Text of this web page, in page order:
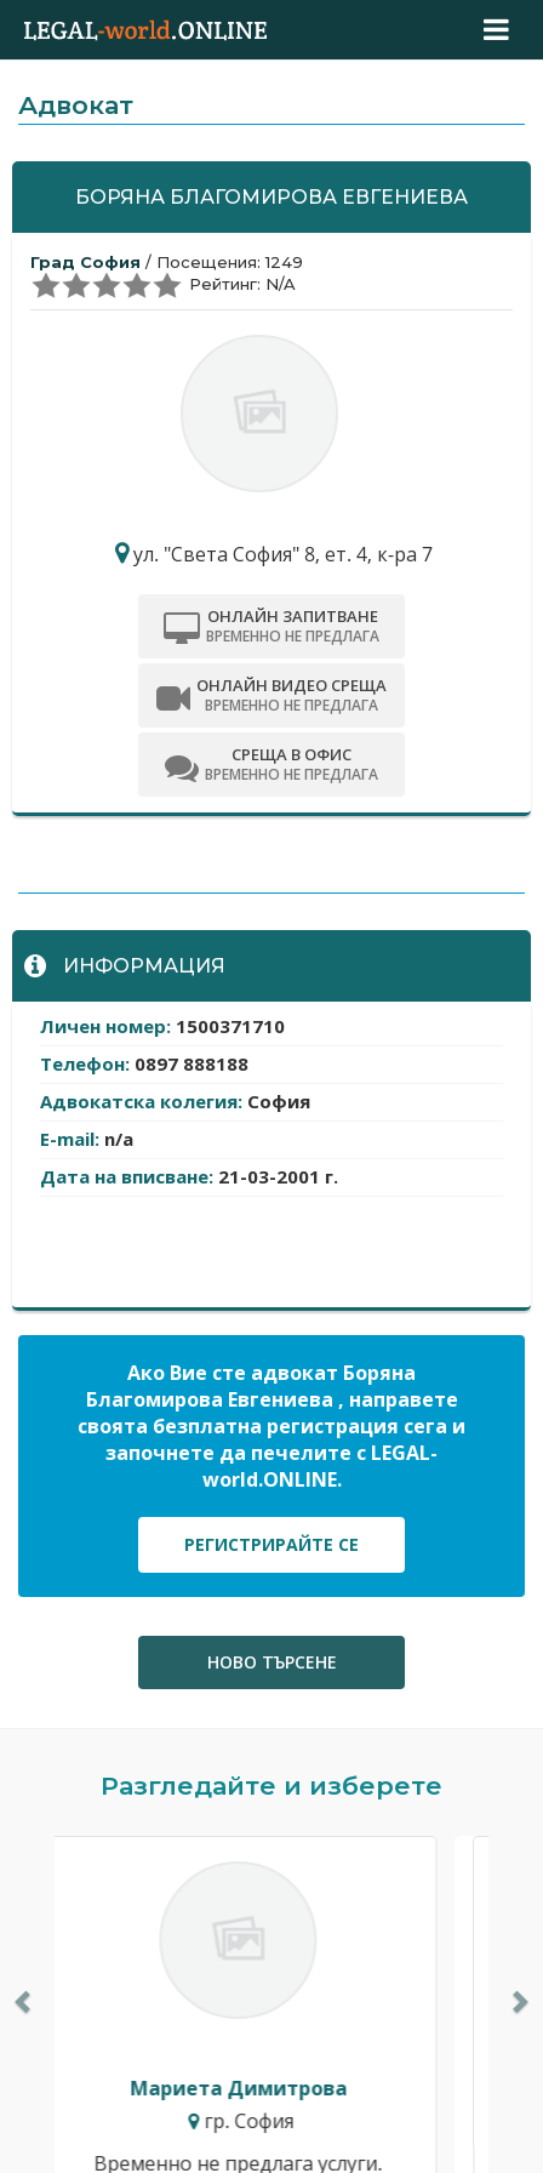
Адвокат
БОРЯНА БЛАГОМИРОВА ЕВГЕНИЕВА
Град София / Посещения: 1249
Рейтинг: N/A
ул. "Света София" 8, ет. 4, к-ра 7
ОНЛАЙН ЗАПИТВАНЕ
ВРЕМЕННО НЕ ПРЕДЛАГА
ОНЛАЙН ВИДЕО СРЕЩА
ВРЕМЕННО НЕ ПРЕДЛАГА
СРЕЩА В ОФИС
ВРЕМЕННО НЕ ПРЕДЛАГА
ИНФОРМАЦИЯ
Личен номер: 1500371710
Телефон: 0897 888188
Адвокатска колегия: София
E-mail: n/a
Дата на вписване: 21-03-2001 г.
Ако Вие сте адвокат Боряна
Благомирова Евгениева , направете
своята безплатна регистрация сега и
започнете да печелите с LEGAL-
world.ONLINE.
РЕГИСТРИРАЙТЕ СЕ
НОВО ТЪРСЕНЕ
Разгледайте и изберете
услуги.
Временно не предлага